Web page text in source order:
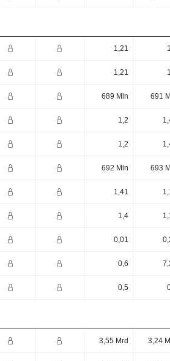
1,21
1,21
689 Mln 691
1,2
1,2
692 Mln 693
1,41
1,4
0,01
0,6
0,5
3,55 Mrd 3,24